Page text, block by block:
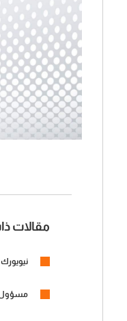
مقالات
نيويورك
مسؤول